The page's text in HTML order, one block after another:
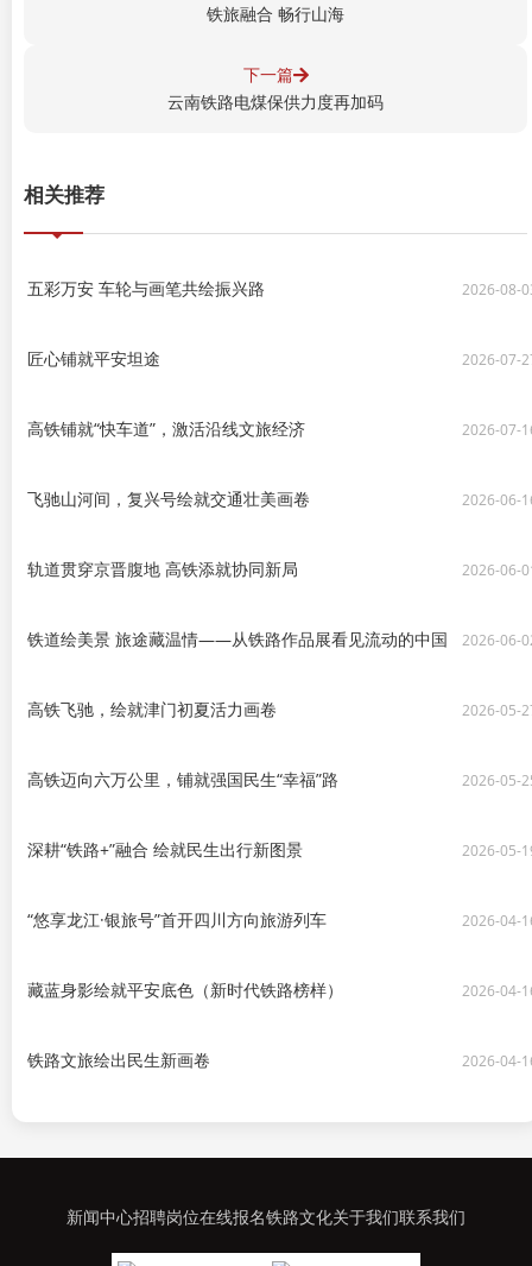
铁旅融合 畅行山海
下一篇
云南铁路电煤保供力度再加码
相关推荐
五彩万安 车轮与画笔共绘振兴路 2026-08-
匠心铺就平安坦途 2026-07-
高铁铺就“快车道”，激活沿线文旅经济 2026-07-
飞驰山河间，复兴号绘就交通壮美画卷 2026-06-
轨道贯穿京晋腹地 高铁添就协同新局 2026-06-
铁道绘美景 旅途藏温情——从铁路作品展看见流动的中国 2026-06-
高铁飞驰，绘就津门初夏活力画卷 2026-05-
高铁迈向六万公里，铺就强国民生“幸福”路 2026-05-
深耕“铁路+”融合 绘就民生出行新图景 2026-05-
“悠享龙江·银旅号”首开四川方向旅游列车 2026-04-
藏蓝身影绘就平安底色（新时代铁路榜样） 2026-04-
铁路文旅绘出民生新画卷 2026-04-
新闻中心招聘岗位在线报名铁路文化关于我们联系我们